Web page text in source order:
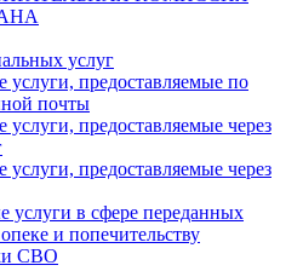
услуг
предоставляемые по
почты
предоставляемые через
предоставляемые через
услуги в сфере переданных
и попечительству
СВО